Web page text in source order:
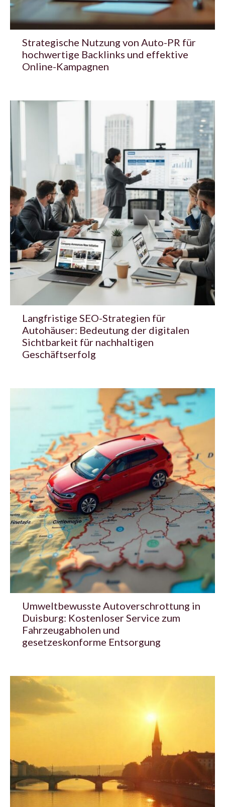
Strategische Nutzung von Auto-PR für
hochwertige Backlinks und effektive
Online-Kampagnen
Langfristige SEO-Strategien für
Autohäuser: Bedeutung der digitalen
Sichtbarkeit für nachhaltigen
Geschäftserfolg
Umweltbewusste Autoverschrottung in
Duisburg: Kostenloser Service zum
Fahrzeugabholen und
gesetzeskonforme Entsorgung